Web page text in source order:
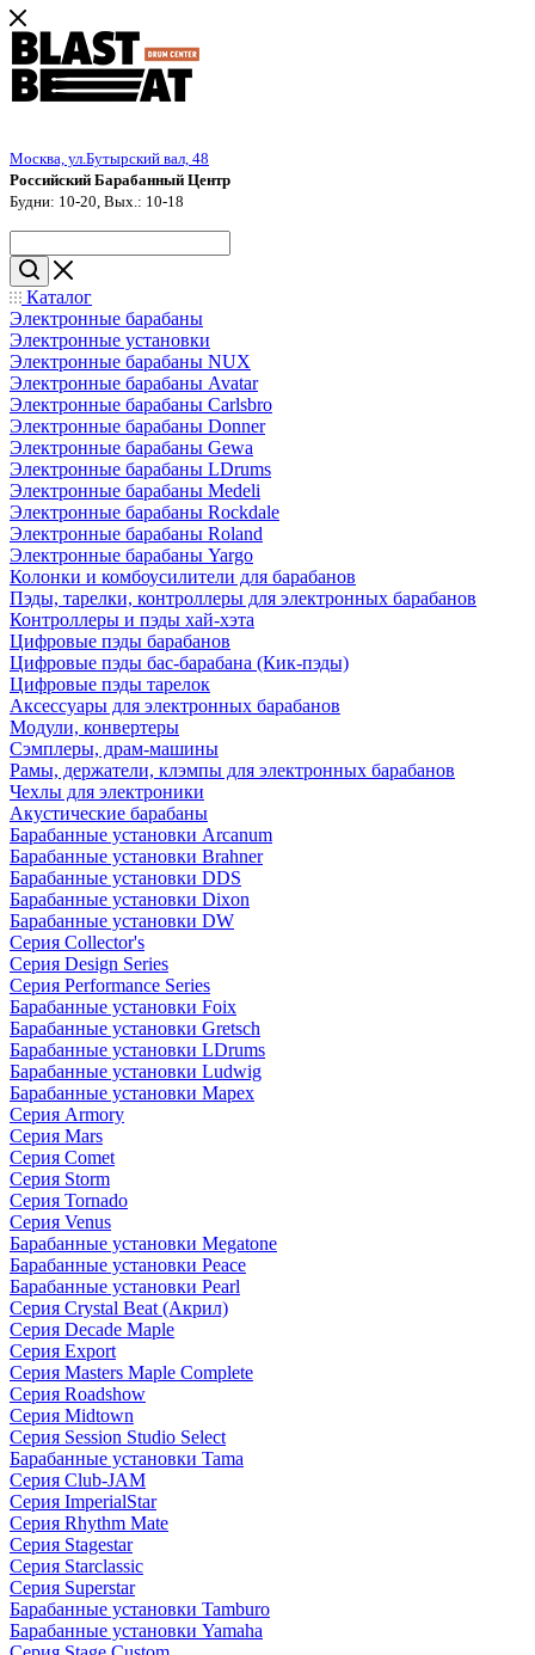
Москва, ул.Бутырский вал, 48
Российский Барабанный Центр
Будни: 10-20, Вых.: 10-18
Каталог
Электронные барабаны
Электронные установки
Электронные барабаны NUX
Электронные барабаны Avatar
Электронные барабаны Carlsbro
Электронные барабаны Donner
Электронные барабаны Gewa
Электронные барабаны LDrums
Электронные барабаны Medeli
Электронные барабаны Rockdale
Электронные барабаны Roland
Электронные барабаны Yargo
Колонки и комбоусилители для барабанов
Пэды, тарелки, контроллеры для электронных барабанов
Контроллеры и пэды хай-хэта
Цифровые пэды барабанов
Цифровые пэды бас-барабана (Кик-пэды)
Цифровые пэды тарелок
Аксессуары для электронных барабанов
Модули, конвертеры
Сэмплеры, драм-машины
Рамы, держатели, клэмпы для электронных барабанов
Чехлы для электроники
Акустические барабаны
Барабанные установки Arcanum
Барабанные установки Brahner
Барабанные установки DDS
Барабанные установки Dixon
Барабанные установки DW
Серия Collector's
Серия Design Series
Серия Performance Series
Барабанные установки Foix
Барабанные установки Gretsch
Барабанные установки LDrums
Барабанные установки Ludwig
Барабанные установки Mapex
Серия Armory
Серия Mars
Серия Comet
Серия Storm
Серия Tornado
Серия Venus
Барабанные установки Megatone
Барабанные установки Peace
Барабанные установки Pearl
Серия Crystal Beat (Акрил)
Серия Decade Maple
Серия Export
Серия Masters Maple Complete
Серия Roadshow
Серия Midtown
Серия Session Studio Select
Барабанные установки Tama
Серия Club-JAM
Серия ImperialStar
Серия Rhythm Mate
Серия Stagestar
Серия Starclassic
Серия Superstar
Барабанные установки Tamburo
Барабанные установки Yamaha